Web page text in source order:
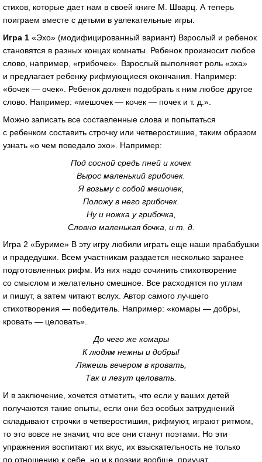
стихов, которые дает нам в своей книге М. Шварц. А теперь
поиграем вместе с детьми в увлекательные игры.
Игра 1 «Эхо» (модифицированный вариант) Взрослый и ребенок
становятся в разных концах комнаты. Ребенок произносит любое
слово, например, «грибочек». Взрослый выполняет роль «эха»
и предлагает ребенку рифмующиеся окончания. Например:
«бочек — очек». Ребенок должен подобрать к ним любое другое
слово. Например: «мешочек — кочек — почек и т. д.»
Можно записать все составленные слова и попытаться
с ребенком составить строчку или четверостишие, таким образом
узнать «о чем поведало эхо». Например:
Под сосной средь пней и кочек
Вырос маленький грибочек.
Я возьму с собой мешочек,
Положу в него грибочек.
Ну и ножка у грибочка,
Словно маленькая бочка, и т. д.
Игра 2 «Буриме» В эту игру любили играть еще наши прабабушки
и прадедушки. Всем участникам раздается несколько заранее
подготовленных рифм. Из них надо сочинить стихотворение
со смыслом и желательно смешное. Все расходятся по углам
и пишут, а затем читают вслух. Автор самого лучшего
стихотворения — победитель. Например: «комары — добры,
кровать — целовать».
До чего же комары
К людям нежны и добры!
Ляжешь вечером в кровать,
Так и лезут целовать.
И в заключение, хочется отметить, что если у ваших детей
получаются такие опыты, если они без особых затруднений
складывают строчки в четверостишия, рифмуют, играют ритмом,
то это вовсе не значит, что все они станут поэтами. Но эти
упражнения воспитают их вкус, их взыскательность не только
по отношению к себе, но и к поэзии вообще, приучат